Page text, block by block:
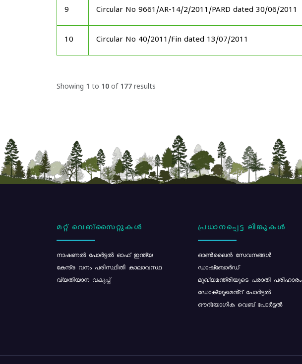
9 Circular No 9661/AR-14/2/2011/PARD dated 30/06/2011
10 Circular No 40/2011/Fin dated 13/07/2011
Showing 1 to 10 of 177 results
മറ്റ് വെബ്സൈറ്റുകൾ
നാഷണൽ പോർട്ടൽ ഓഫ് ഇന്ത്യ
കേന്ദ്ര വനം പരിസ്ഥിതി കാലാവസ്ഥ
വ്യതിയാന വകുപ്പ്
പ്രധാനപ്പെട്ട ലിങ്കുകൾ
ഓൺലൈൻ സേവനങ്ങൾ
ഡാഷ്ബോർഡ്
മുഖ്യമന്ത്രിയുടെ പരാതി പരിഹാരം
ഡോക്യുമെൻ്റ് പോർട്ടൽ
ഔദ്യോഗിക വെബ് പോർട്ടൽ